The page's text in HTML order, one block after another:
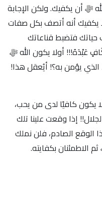
ﷻ أن يكفيك. ولكن الإجابة
يكفيك أنه أتصف بكل صفات
فتضبط قناعاتك
عَبْدَهُ!!! أولا يكون الله ﷻ
الذي يؤمن به؟! أيُعقل هذا!
يكون كافيًا لدى من يحب،
إذا وقعت علينا تلك
الوقع الصادم، فلن نملك
الاطمئنان بكفايته.